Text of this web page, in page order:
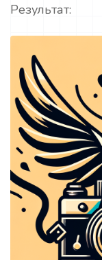
Результат: